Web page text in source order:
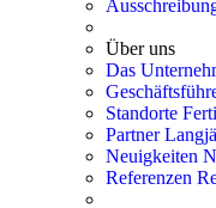
Über uns
Das
Standorte
Partner
Neuigkeiten
Referenzen